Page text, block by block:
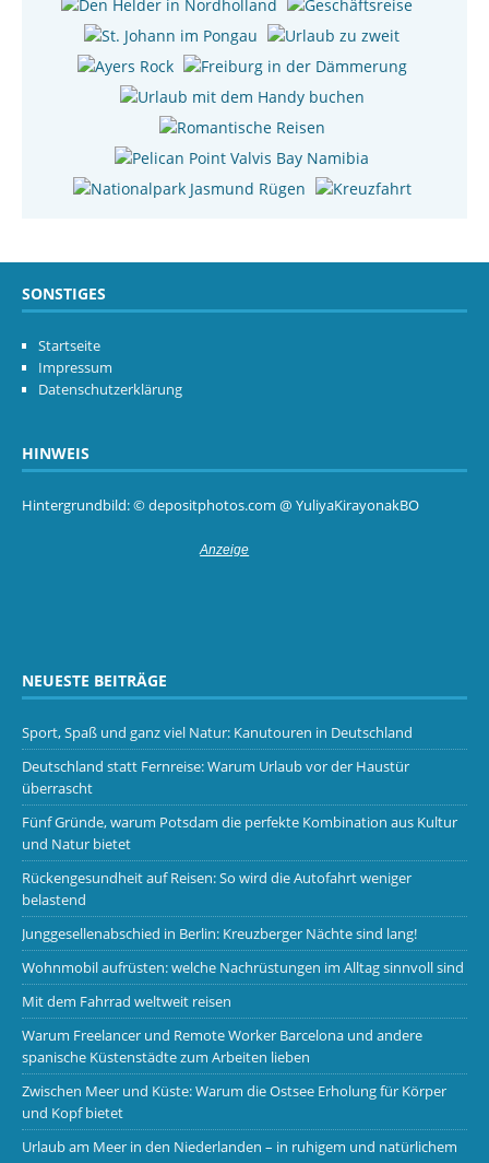
SONSTIGES
Startseite
Impressum
Datenschutzerklärung
HINWEIS
Hintergrundbild: © depositphotos.com @ YuliyaKirayonakBO
NEUESTE BEITRÄGE
Sport, Spaß und ganz viel Natur: Kanutouren in Deutschland
Deutschland statt Fernreise: Warum Urlaub vor der Haustür
überrascht
Fünf Gründe, warum Potsdam die perfekte Kombination aus Kultur
und Natur bietet
Rückengesundheit auf Reisen: So wird die Autofahrt weniger
belastend
Junggesellenabschied in Berlin: Kreuzberger Nächte sind lang!
Wohnmobil aufrüsten: welche Nachrüstungen im Alltag sinnvoll sind
Mit dem Fahrrad weltweit reisen
Warum Freelancer und Remote Worker Barcelona und andere
spanische Küstenstädte zum Arbeiten lieben
Zwischen Meer und Küste: Warum die Ostsee Erholung für Körper
und Kopf bietet
Urlaub am Meer in den Niederlanden – in ruhigem und natürlichem